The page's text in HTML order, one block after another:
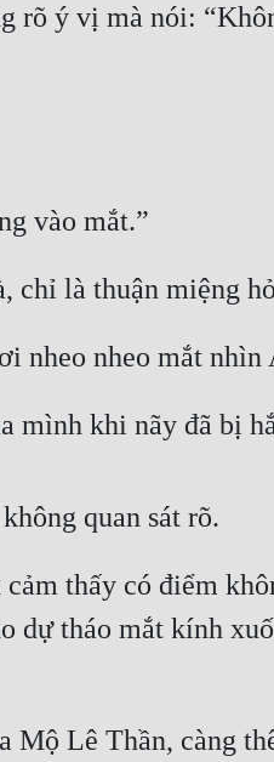
rõ ý vị mà nói:
vào mắt.”
chỉ là thuận miệng
nheo nheo mắt nhìn
mình khi nãy đã bị
quan sát rõ.
thấy có điểm
dự tháo mắt kính
Mộ Lê Thần, càng